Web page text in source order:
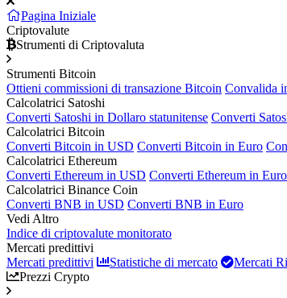
Pagina Iniziale
Criptovalute
Strumenti di Criptovaluta
Strumenti Bitcoin
Ottieni commissioni di transazione Bitcoin Convalida
Calcolatrici Satoshi
Converti Satoshi in Dollaro statunitense Converti
Calcolatrici Bitcoin
Converti Bitcoin in USD Converti Bitcoin in Euro
Calcolatrici Ethereum
Converti Ethereum in USD Converti Ethereum in Euro
Calcolatrici Binance Coin
Converti BNB in USD Converti BNB in Euro
Vedi Altro
Indice di criptovalute monitorato
Mercati predittivi
Mercati predittivi
Statistiche di mercato
Mercati
Prezzi Crypto